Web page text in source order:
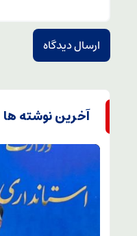
آخرین نوشته ها